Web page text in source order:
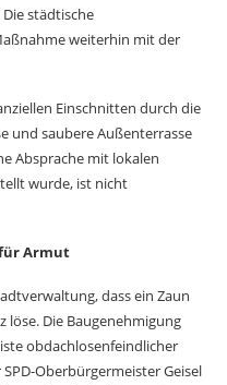
städtische
weiterhin mit der
Einschnitten durch die
und saubere Außenterrasse
Absprache mit lokalen
wurde, ist nicht
Armut
dass ein Zaun
löse. Die Baugenehmigung
obdachlosenfeindlicher
Oberbürgermeister Geisel